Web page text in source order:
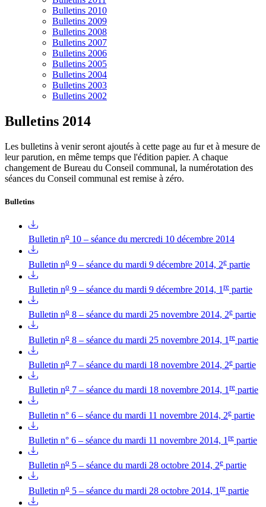
Bulletins 2010
Bulletins 2009
Bulletins 2008
Bulletins 2007
Bulletins 2006
Bulletins 2005
Bulletins 2004
Bulletins 2003
Bulletins 2002
Bulletins 2014
Les bulletins à venir seront ajoutés à cette page au fur et à mesure de
leur parution, en même temps que l'édition papier. A chaque
changement de Bureau du Conseil communal, la numérotation des
séances du Conseil communal est remise à zéro.
Bulletins
Bulletin no 10 – séance du mercredi 10 décembre 2014
Bulletin no 9 – séance du mardi 9 décembre 2014, 2e partie
Bulletin no 9 – séance du mardi 9 décembre 2014, 1 re partie
Bulletin no 8 – séance du mardi 25 novembre 2014, 2e partie
Bulletin no 8 – séance du mardi 25 novembre 2014, 1 re partie
Bulletin no 7 – séance du mardi 18 novembre 2014, 2e partie
Bulletin no 7 – séance du mardi 18 novembre 2014, 1 re partie
Bulletin n° 6 – séance du mardi 11 novembre 2014, 2e partie
Bulletin n° 6 – séance du mardi 11 novembre 2014, 1 re partie
Bulletin no 5 – séance du mardi 28 octobre 2014, 2e partie
Bulletin no 5 – séance du mardi 28 octobre 2014, 1 re partie